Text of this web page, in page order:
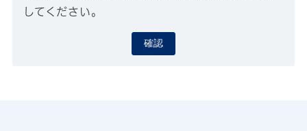
してください。
確認